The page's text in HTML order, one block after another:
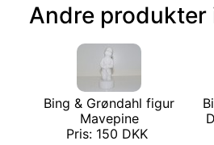
Andre produkter
Bing & Grøndahl figur
Mavepine
Pris: 150 DKK